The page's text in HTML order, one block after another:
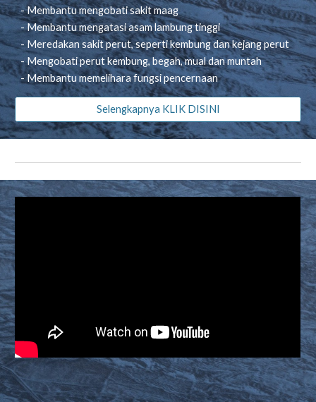
- Membantu mengobati sakit maag
- Membantu mengatasi asam lambung tinggi
- Meredakan sakit perut, seperti kembung dan kejang perut
- Mengobati perut kembung, begah, mual dan muntah
- Membantu memelihara fungsi pencernaan
Selengkapnya KLIK DISINI